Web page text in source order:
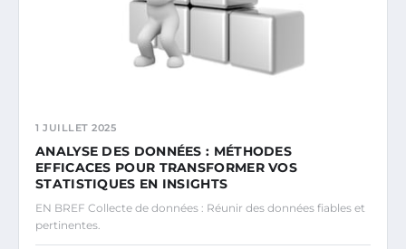
1 JUILLET 2025
ANALYSE DES DONNÉES : MÉTHODES
EFFICACES POUR TRANSFORMER VOS
STATISTIQUES EN INSIGHTS
EN BREF Collecte de données : Réunir des données fiables et
pertinentes.